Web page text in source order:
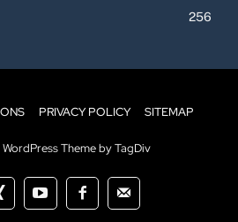
256
PRIVACY POLICY SITEMAP
Theme by TagDiv